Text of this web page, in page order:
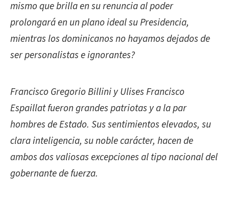
mismo que brilla en su renuncia al poder
prolongará en un plano ideal su Presidencia,
mientras los dominicanos no hayamos dejados de
ser personalistas e ignorantes?
Francisco Gregorio Billini y Ulises Francisco
Espaillat fueron grandes patriotas y a la par
hombres de Estado. Sus sentimientos elevados, su
clara inteligencia, su noble carácter, hacen de
ambos dos valiosas excepciones al tipo nacional del
gobernante de fuerza.